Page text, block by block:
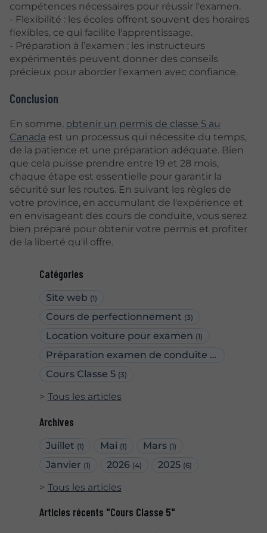
Catégories
Site web (1)
Cours de perfectionnement (3)
Location voiture pour examen (1)
Préparation examen de conduite
(2)
Cours Classe 5 (3)
Tous les articles
Archives
Juillet (1) Mai (1) Mars (1)
Janvier (1) 2026 (4) 2025 (6)
Tous les articles
Articles récents "Cours Classe 5"
compétences nécessaires pour réussir l'examen.
- Flexibilité : les écoles offrent souvent des horaires
flexibles, ce qui facilite l'apprentissage.
- Préparation à l’examen : les instructeurs
expérimentés peuvent donner des conseils
précieux pour aborder l'examen avec confiance.
Conclusion
En somme, obtenir un permis de classe 5 au
Canada est un processus qui nécessite du temps,
de la patience et une préparation adéquate. Bien
que cela puisse prendre entre 19 et 28 mois,
chaque étape est essentielle pour garantir la
sécurité sur les routes. En suivant les règles de
votre province, en accumulant de l'expérience et
en envisageant des cours de conduite, vous serez
bien préparé pour obtenir votre permis et profiter
de la liberté qu'il offre.